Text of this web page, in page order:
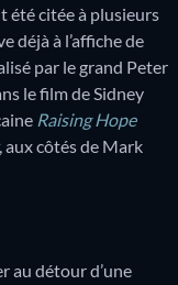
été citée à plusieurs
déjà à l’affiche de
par le grand Peter
le film de Sidney
Raising Hope
, aux côtés de Mark
au détour d’une